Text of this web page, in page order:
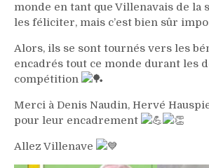
monde en tant que Villenavais de la
les féliciter, mais c’est bien sûr
Alors, ils se sont tournés vers les
encadrés tout ce monde durant les
compétition
Merci à Denis Naudin, Hervé
pour leur encadrement
Allez Villenave